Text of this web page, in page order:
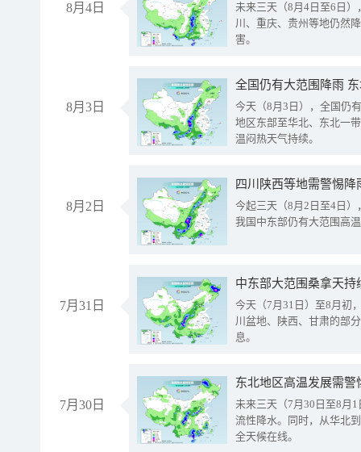
8月4日
未来三天（8月4日至6日
川、重庆、贵州等地仍然
害。
8月3日
全国仍有大范围降雨
今天（8月3日），全国仍
地区东部至华北、东北一
温闷热天气持续。
8月2日
今起三天（8月2日至4日
我国中东部仍有大范围高
7月31日
中东部大范围桑拿天
今天（7月31日）至8月初
川盆地、陕西、甘肃的部
息。
7月30日
东北地区高温发展需
未来三天（7月30日至8月
流性降水。同时，从华北
全天候在线。